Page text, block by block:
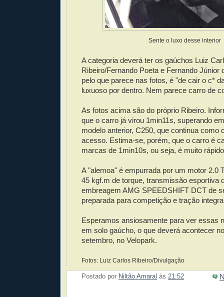
Sente o luxo desse interior
A categoria deverá ter os gaúchos Luiz
Ribeiro/Fernando Poeta e Fernando Júnior
pelo que parece nas fotos, é "de cair o c*
luxuoso por dentro. Nem parece carro de
As fotos acima são do próprio Ribeiro.
que o carro já virou 1min11s, superando
modelo anterior, C250, que continua como
acesso. Estima-se, porém, que o carro é
marcas de 1min10s, ou seja, é muito
A "alemoa" é empurrada por um motor 2.0
45 kgf.m de torque, transmissão esportiva
embreagem AMG SPEEDSHIFT DCT de
preparada para competição e tração
Esperamos ansiosamente para ver essas
em solo gaúcho, o que deverá acontecer
setembro, no Velopark.
Fotos: Luiz Carlos Ribeiro/Divulgação
Postado por Niltão Amaral às 21:52